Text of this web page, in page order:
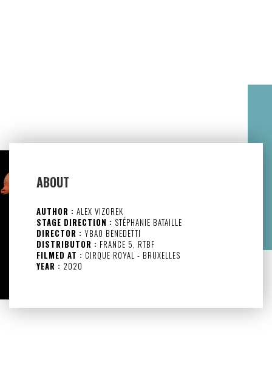
ABOUT
AUTHOR : ALEX VIZOREK
STAGE DIRECTION : STÉPHANIE BATAILLE
DIRECTOR : YBAO BENEDETTI
DISTRIBUTOR : FRANCE 5, RTBF
FILMED AT : CIRQUE ROYAL - BRUXELLES
YEAR : 2020